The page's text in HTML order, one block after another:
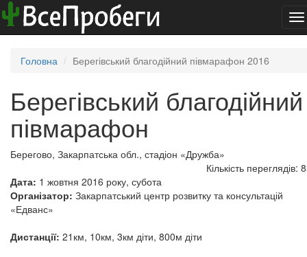
Головна Берегівський благодійний півмарафон 2016
Берегівський благодійний
півмарафон
Берегово, Закарпатська обл., стадіон «Дружба»
Кількість переглядів:
Дата: 1 жовтня 2016 року, субота
Організатор: Закарпатський центр розвитку та консультацій
«Едванс»
Дистанції: 21км, 10км, 3км діти, 800м діти